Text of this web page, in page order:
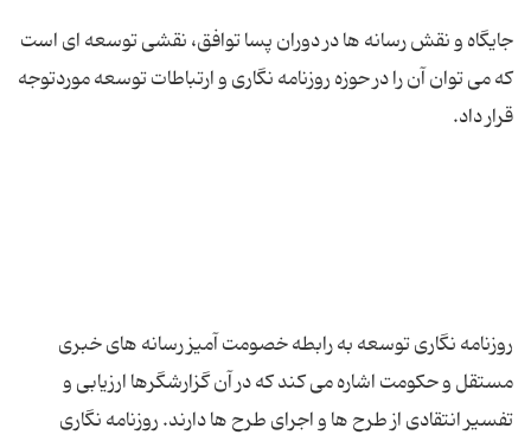
جایگاه و نقش رسانه ها در دوران پسا توافق، نقشی توسعه ای است
که می توان آن را در حوزه روزنامه نگاری و ارتباطات توسعه موردتوجه
روزنامه نگاری توسعه به رابطه خصومت آمیز رسانه های خبری
مستقل و حکومت اشاره می کند که در آن گزارشگرها ارزیابی و
تفسیر انتقادی از طرح ها و اجرای طرح ها دارند. روزنامه نگاری